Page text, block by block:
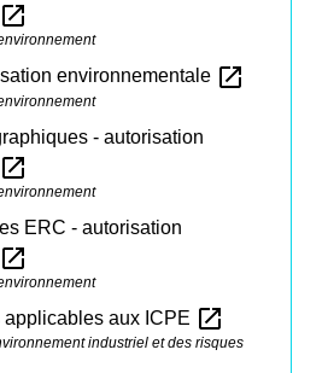
open_in_new
environnementale open_in_new
- autorisation
open_in_new
ERC - autorisation
open_in_new
aux ICPE open_in_new
industriel et des risques